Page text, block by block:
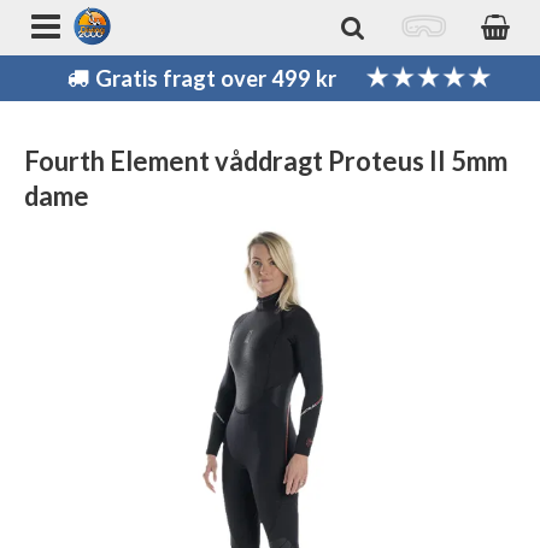
Gratis fragt over 499 kr
Fourth Element våddragt Proteus II 5mm
dame